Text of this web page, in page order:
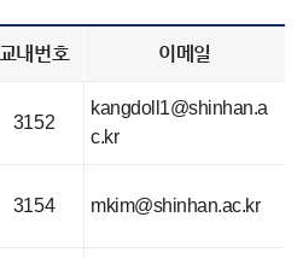
교내번호 이메일
3152
kangdoll1@shinhan.a
c.kr
3154 mkim@shinhan.ac.kr